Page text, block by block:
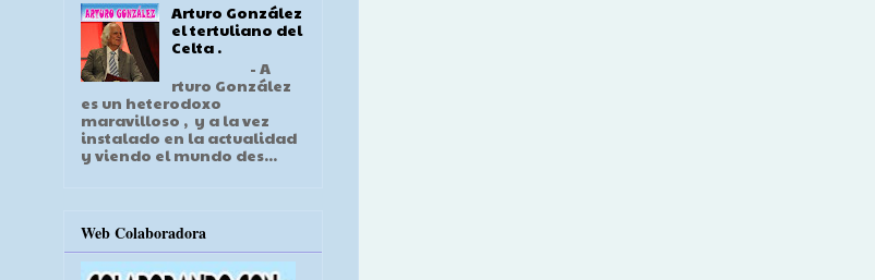
Arturo González
el tertuliano del
Celta .
- A
rturo González
es un heterodoxo
maravilloso , y a la vez
instalado en la actualidad
y viendo el mundo des...
Web Colaboradora